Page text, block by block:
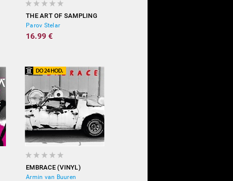
THE ART OF SAMPLING
Parov Stelar
16.99 €
EMBRACE (VINYL)
Armin van Buuren